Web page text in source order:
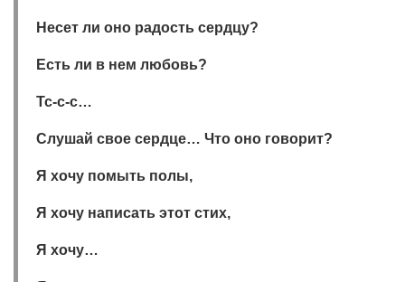
Несет ли оно радость сердцу?
Есть ли в нем любовь?
Тс-с-с…
Слушай свое сердце… Что оно говорит?
Я хочу помыть полы,
Я хочу написать этот стих,
Я хочу…